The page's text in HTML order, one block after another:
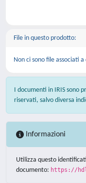
File in questo prodotto:
Non ci sono file associati
I documenti in IRIS sono
riservati, salvo diversa
Informazioni
Utilizza questo
documento: https://